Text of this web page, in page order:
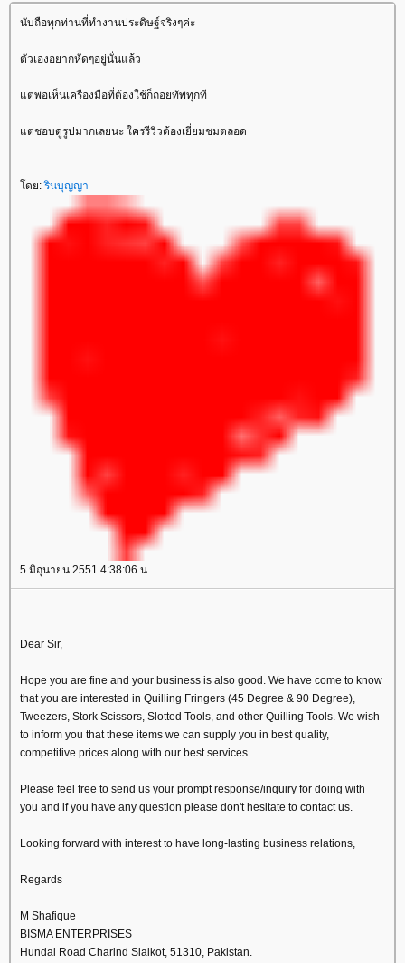
นับถือทุกท่านที่ทำงานประดิษฐ์จริงๆค่ะ
ตัวเองอยากหัดๆอยู่นั่นแล้ว
ต่พอเห็นเครื่องมือที่ต้องใช้ก็ถอยทัพทุกที
ต่ชอบดูรูปมากเลยนะ ใครรีวิวต้องเยี่ยมชมตลอด
ดย:รินบุญญา
5 มิถุนายน 2551 4:38:06 น.
Dear Sir,
Hope you are fine and your business is also good. We have come to know
that you are interested in Quilling Fringers (45 Degree & 90 Degree),
Tweezers, Stork Scissors, Slotted Tools, and other Quilling Tools. We wish
to inform you that these items we can supply you in best quality,
competitive prices along with our best services.
Please feel free to send us your prompt response/inquiry for doing with
you and if you have any question please don't hesitate to contact us.
Looking forward with interest to have long-lasting business relations,
Regards
M Shafique
BISMA ENTERPRISES
Hundal Road Charind Sialkot, 51310, Pakistan.